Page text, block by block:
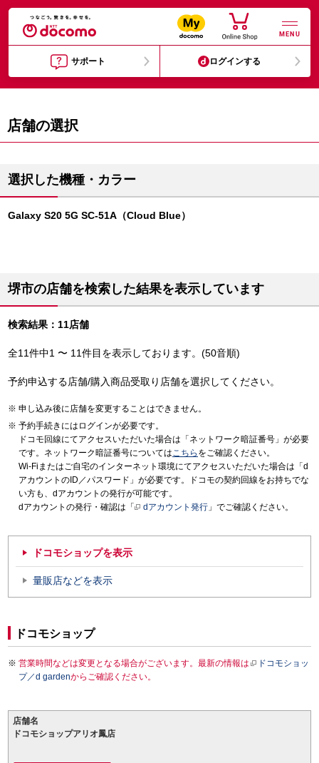
MENU
サポート ログインする
店舗の選択
選択した機種・カラー
Galaxy S20 5G SC-51A（Cloud Blue）
堺市の店舗を検索した結果を表示しています
検索結果：11店舗
全11件中1 〜 11件目を表示しております。(50音順)
予約申込する店舗/購入商品受取り店舗を選択してください。
申し込み後に店舗を変更することはできません。
予約手続きにはログインが必要です。
ドコモ回線にてアクセスいただいた場合は「ネットワーク暗証番号」が必要
です。ネットワーク暗証番号についてはこちら をご確認ください。
Wi-Fiまたはご自宅のインターネット環境にてアクセスいただいた場合は「d
アカウントのID／パスワード」が必要です。ドコモの契約回線をお持ちでな
い方も、dアカウントの発行が可能です。
dアカウントの発行・確認は「
dアカウント発行 」でご確認ください。
ドコモショップを表示
量販店などを表示
ドコモショップ
営業時間などは変更となる場合がございます。最新の情報は
ドコモショッ
プ／d gardenからご確認ください。
店舗名
ドコモショップアリオ鳳店